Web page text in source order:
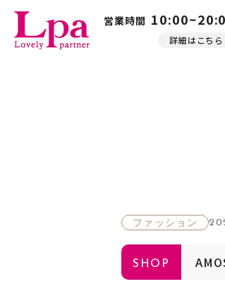
営業時間
詳細はこちら
ファッション
SHOP